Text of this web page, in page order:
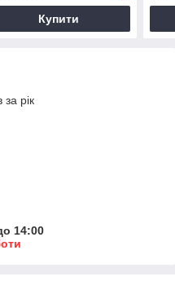
Купити
за рік
14:00